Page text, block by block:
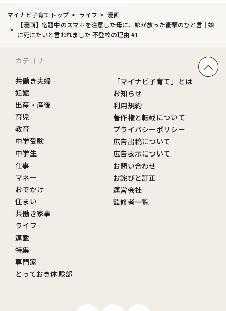
マイナビ子育てトップ ライフ
漫画
【漫画】宿題中のスマホを注意した母に、娘が放った衝撃のひと言｜娘
に死にたいと言われました 不登校の理由 #1
カテゴリ
共働き夫婦
妊娠
出産・産後
育児
教育
中学受験
中学生
仕事
マネー
おでかけ
住まい
共働き家事
ライフ
連載
特集
専門家
とっておき体験部
「マイナビ子育て」とは
お知らせ
利用規約
著作権と転載について
プライバシーポリシー
広告出稿について
広告表示について
お問い合わせ
お詫びと訂正
運営会社
監修者一覧